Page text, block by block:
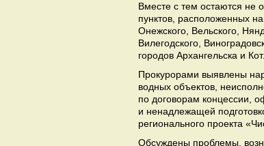
Вместе с тем остаются не
пунктов, расположенных
Онежского, Вельского,
Вилегодского,
городов Архангельска и
Прокурорами выявлены
водных объектов,
по договорам концессии,
и ненадлежащей
регионального проекта
Обсуждены проблемы,